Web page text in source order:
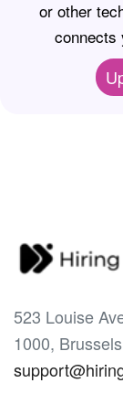
or other
connects
523 Louise
1000,